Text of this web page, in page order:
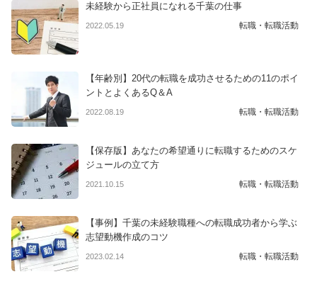
未経験から正社員になれる千葉の仕事
2022.05.19 転職・転職活動
【年齢別】20代の転職を成功させるための11のポイ
ントとよくあるQ＆A
2022.08.19 転職・転職活動
【保存版】あなたの希望通りに転職するためのスケ
ジュールの立て方
2021.10.15 転職・転職活動
【事例】千葉の未経験職種への転職成功者から学ぶ
志望動機作成のコツ
2023.02.14 転職・転職活動